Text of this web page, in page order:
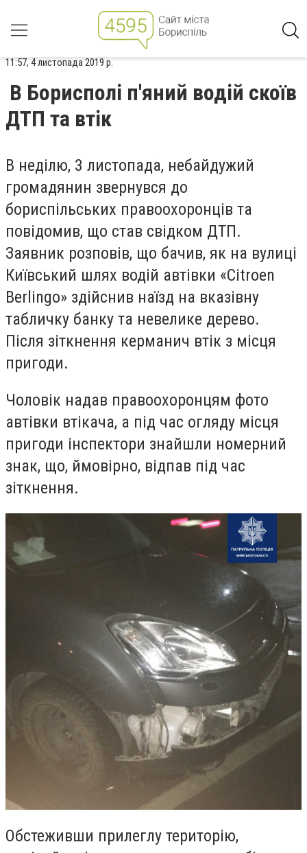
11:57, 4 листопада 2019 р.
В Борисполі п'яний водій скоїв
ДТП та втік
В неділю, 3 листопада, небайдужий
громадянин звернувся до
бориспільських правоохоронців та
повідомив, що став свідком ДТП.
Заявник розповів, що бачив, як на вулиці
Київський шлях водій автівки «Citroen
Berlingo» здійснив наїзд на вказівну
табличку банку та невелике дерево.
Після зіткнення керманич втік з місця
пригоди.
Чоловік надав правоохоронцям фото
автівки втікача, а під час огляду місця
пригоди інспектори знайшли номерний
знак, що, ймовірно, відпав під час
зіткнення.
Обстеживши прилеглу територію,